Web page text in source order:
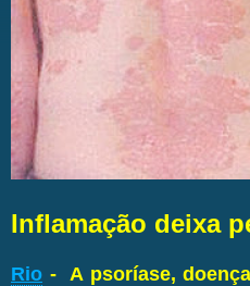
Inflamação deixa
Rio - A psoríase,